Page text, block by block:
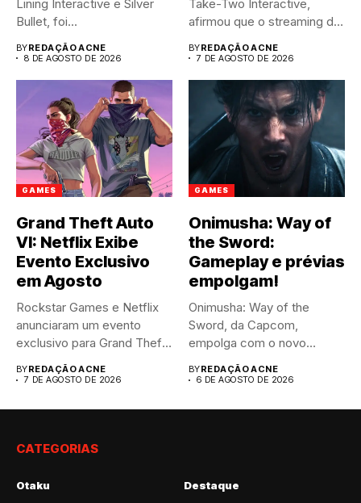
Lining Interactive e Silver
Bullet, foi...
BYREDAÇÃO ACNE
8 DE AGOSTO DE 2026
Take-Two Interactive,
afirmou que o streaming de
BYREDAÇÃO ACNE
7 DE AGOSTO DE 2026
GAMES
Grand Theft Auto
VI: Netflix Exibe
Evento Exclusivo
em Agosto
Rockstar Games e Netflix
anunciaram um evento
exclusivo para Grand Theft
BYREDAÇÃO ACNE
7 DE AGOSTO DE 2026
GAMES
Onimusha: Way of
the Sword:
Gameplay e prévias
empolgam!
Onimusha: Way of the
Sword, da Capcom,
empolga com o novo
BYREDAÇÃO ACNE
6 DE AGOSTO DE 2026
CATEGORIAS
Otaku
Destaque